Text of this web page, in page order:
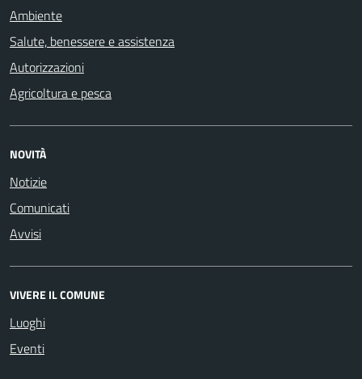
Ambiente
Salute, benessere e assistenza
Autorizzazioni
Agricoltura e pesca
NOVITÀ
Notizie
Comunicati
Avvisi
VIVERE IL COMUNE
Luoghi
Eventi